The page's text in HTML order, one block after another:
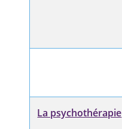
La psychothérapie